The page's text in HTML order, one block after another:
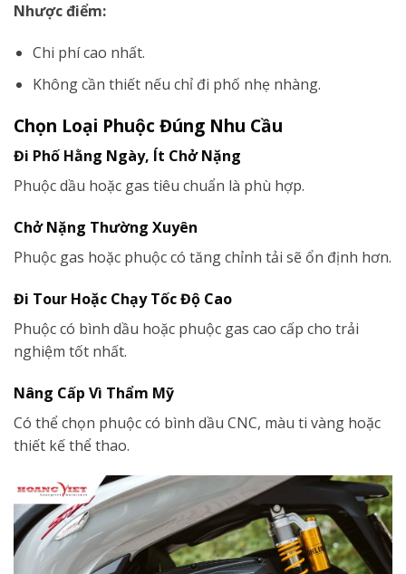
Nhược điểm:
Chi phí cao nhất.
Không cần thiết nếu chỉ đi phố nhẹ nhàng.
Chọn Loại Phuộc Đúng Nhu Cầu
Đi Phố Hằng Ngày, Ít Chở Nặng
Phuộc dầu hoặc gas tiêu chuẩn là phù hợp.
Chở Nặng Thường Xuyên
Phuộc gas hoặc phuộc có tăng chỉnh tải sẽ ổn định hơn.
Đi Tour Hoặc Chạy Tốc Độ Cao
Phuộc có bình dầu hoặc phuộc gas cao cấp cho trải
nghiệm tốt nhất.
Nâng Cấp Vì Thẩm Mỹ
Có thể chọn phuộc có bình dầu CNC, màu ti vàng hoặc
thiết kế thể thao.